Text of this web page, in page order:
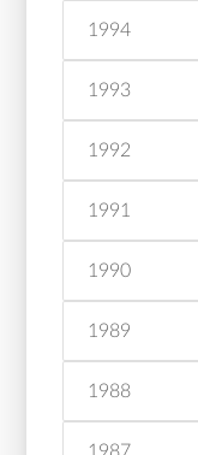
1994
1993
1992
1991
1990
1989
1988
1987